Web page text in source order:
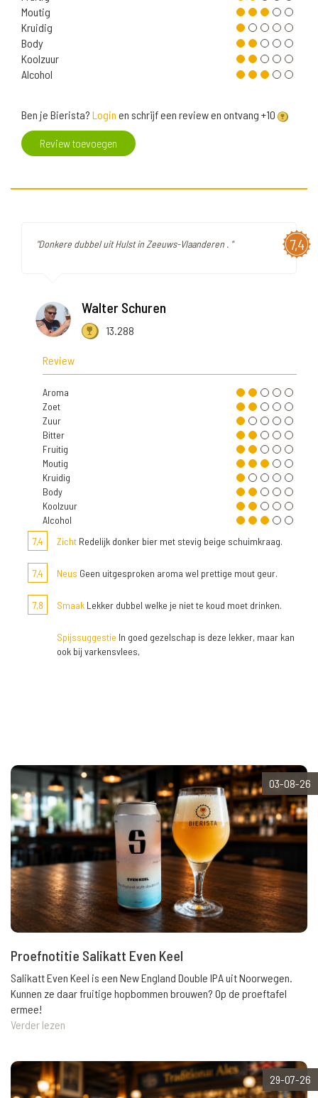
Moutig
Kruidig
Body
Koolzuur
Alcohol
Ben je Bierista? Login en schrijf een review en ontvang +10
Review toevoegen
7,4
"Donkere dubbel uit Hulst in Zeeuws-Vlaanderen . "
Walter Schuren
13.288
Review
Aroma
Zoet
Zuur
Bitter
Fruitig
Moutig
Kruidig
Body
Koolzuur
Alcohol
7,4
Zicht Redelijk donker bier met stevig beige schuimkraag.
7,4 Neus Geen uitgesproken aroma wel prettige mout geur.
7,8 Smaak Lekker dubbel welke je niet te koud moet drinken.
Spijssuggestie In goed gezelschap is deze lekker, maar kan
ook bij varkensvlees,
03-08-26
Proefnotitie Salikatt Even Keel
Salikatt Even Keel is een New England Double IPA uit Noorwegen.
Kunnen ze daar fruitige hopbommen brouwen? Op de proeftafel
ermee!
Verder lezen
29-07-26